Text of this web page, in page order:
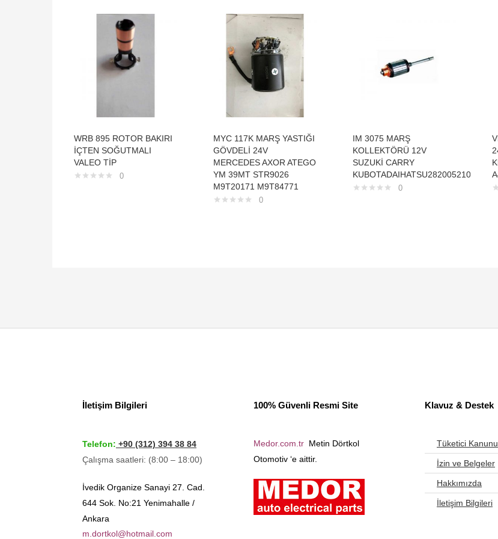
WRB 895 ROTOR BAKIRI
İÇTEN SOĞUTMALI
VALEO TİP
0
MYC 117K MARŞ YASTIĞI
GÖVDELİ 24V
MERCEDES AXOR ATEGO
YM 39MT STR9026
M9T20171 M9T84771
0
IM 3075 MARŞ
KOLLEKTÖRÜ 12V
SUZUKİ CARRY
KUBOTADAIHATSU282005210
0
İletişim Bilgileri
Telefon: +90 (312) 394 38 84
Çalışma saatleri: (8:00 – 18:00)
İvedik Organize Sanayi 27. Cad.
644 Sok. No:21 Yenimahalle /
Ankara
m.dortkol@hotmail.com
100% Güvenli Resmi Site
Medor.com.tr Metin Dörtkol
Otomotiv ‘e aittir.
Klavuz & Destek
Tüketici Kanunu
İzin ve Belgeler
Hakkımızda
İletişim Bilgileri